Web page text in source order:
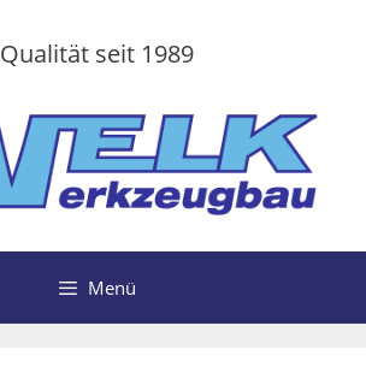
Qualität seit 1989
Menü